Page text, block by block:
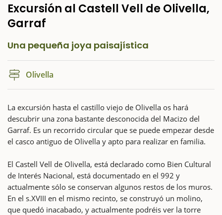
Excursión al Castell Vell de Olivella,
Garraf
Una pequeña joya paisajística
Olivella
La excursión hasta el castillo viejo de Olivella os hará
descubrir una zona bastante desconocida del Macizo del
Garraf. Es un recorrido circular que se puede empezar desde
el casco antiguo de Olivella y apto para realizar en familia.
El Castell Vell de Olivella, está declarado como Bien Cultural
de Interés Nacional, está documentado en el 992 y
actualmente sólo se conservan algunos restos de los muros.
En el s.XVIII en el mismo recinto, se construyó un molino,
que quedó inacabado, y actualmente podréis ver la torre